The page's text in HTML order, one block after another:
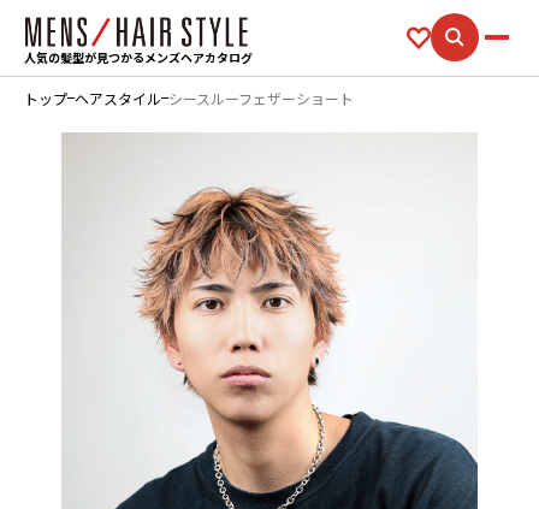
人気の髪型が見つかるメンズヘアカタログ
トップ ヘアスタイル シースルーフェザーショート